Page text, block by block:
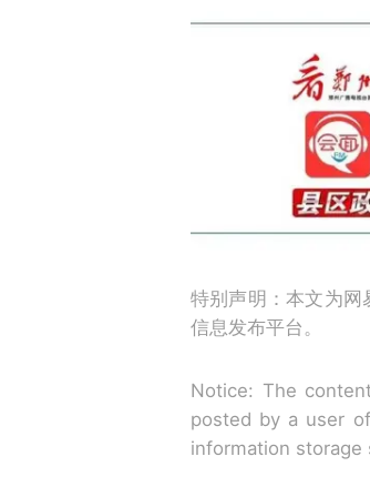
特别声明：本文为网
信息发布平台。
Notice: The
posted by a user
information storage